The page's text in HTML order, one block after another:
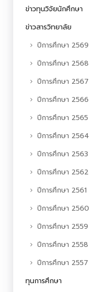
ข่าวทุนวิจัยนักศึกษา
ข่าวสารวิทยาลัย
ปีการศึกษา 2569
ปีการศึกษา 2568
ปีการศึกษา 2567
ปีการศึกษา 2566
ปีการศึกษา 2565
ปีการศึกษา 2564
ปีการศึกษา 2563
ปีการศึกษา 2562
ปีการศึกษา 2561
ปีการศึกษา 2560
ปีการศึกษา 2559
ปีการศึกษา 2558
ปีการศึกษา 2557
ทุนการศึกษา